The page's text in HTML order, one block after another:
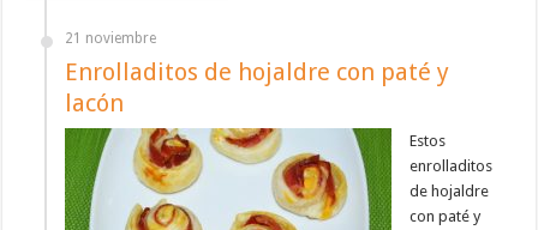
21 noviembre
Enrolladitos de hojaldre con paté y
lacón
Estos
enrolladitos
de hojaldre
con paté y